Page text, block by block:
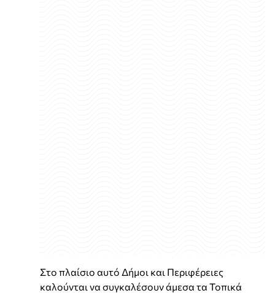
Στο πλαίσιο αυτό Δήμοι και Περιφέρειες
καλούνται να συγκαλέσουν άμεσα τα Τοπικά